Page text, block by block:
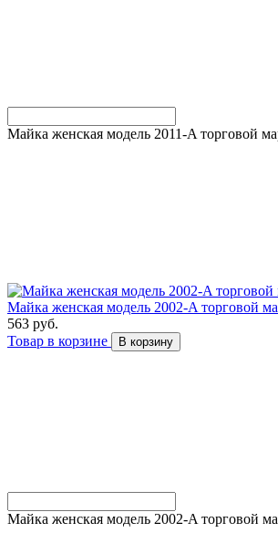
Майка женская модель 2011-A торговой
Майка женская модель 2002-A торговой
563 руб.
Товар в корзине
В корзину
Майка женская модель 2002-A торговой